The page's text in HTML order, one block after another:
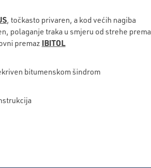
, točkasto privaren, a kod većih nagiba
polaganje traka u smjeru od strehe prema
premaz IBITOL
bitumenskom šindrom